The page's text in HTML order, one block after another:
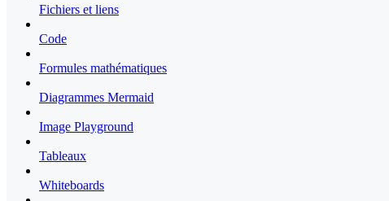
Fichiers et liens
Code
Formules mathématiques
Diagrammes Mermaid
Image Playground
Tableaux
Whiteboards